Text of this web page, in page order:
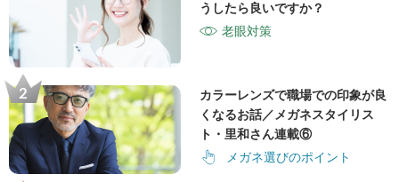
うしたら良いですか？
老眼対策
カラーレンズで職場での印象が良
くなるお話／メガネスタイリス
ト・里和さん連載⑥
メガネ選びのポイント